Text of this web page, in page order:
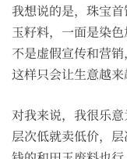
我想说的是，珠宝
玉籽料，一面是染
不是虚假宣传和营销
这样只会让生意越来
对我来说，我很乐意
层次低就卖低价，